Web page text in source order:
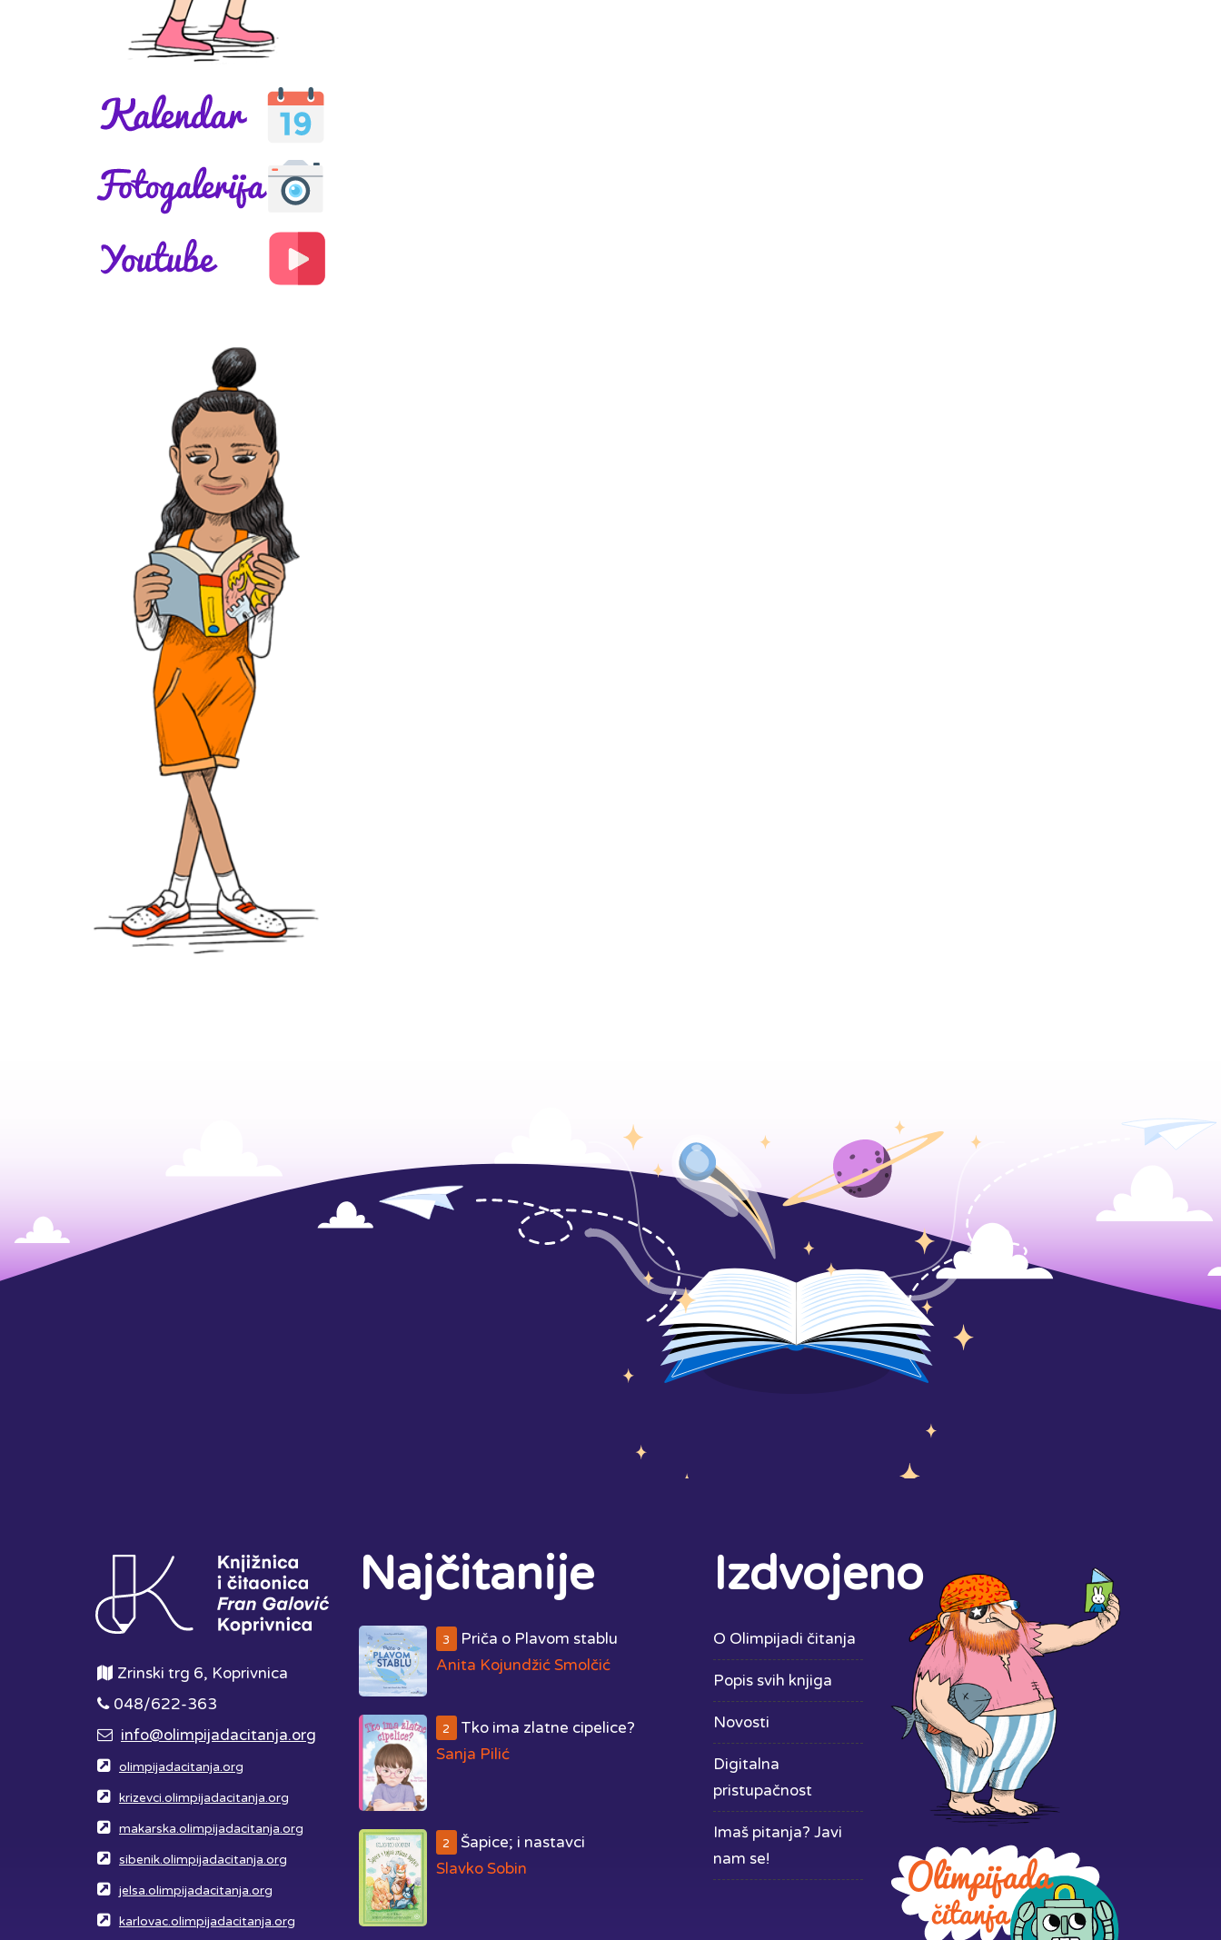
Zrinski trg 6, Koprivnica
048/622-363
info@olimpijadacitanja.org
olimpijadacitanja.org
krizevci.olimpijadacitanja.org
makarska.olimpijadacitanja.org
sibenik.olimpijadacitanja.org
jelsa.olimpijadacitanja.org
karlovac.olimpijadacitanja.org
Najčitanije
3
Priča o Plavom stablu
Anita Kojundžić Smolčić
2
Tko ima zlatne cipelice?
Sanja Pilić
2
Šapice; i nastavci
Slavko Sobin
Izdvojeno
O Olimpijadi čitanja
Popis svih knjiga
Novosti
Digitalna
pristupačnost
Imaš pitanja? Javi
nam se!